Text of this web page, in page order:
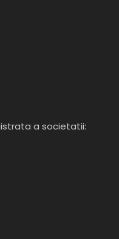
a societatii: